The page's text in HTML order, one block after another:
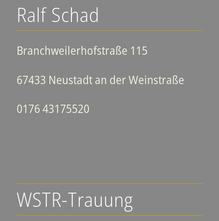
Ralf Schad
Branchweilerhofstraße 115
67433 Neustadt an der Weinstraße
0176 43175520
WSTR-Trauung